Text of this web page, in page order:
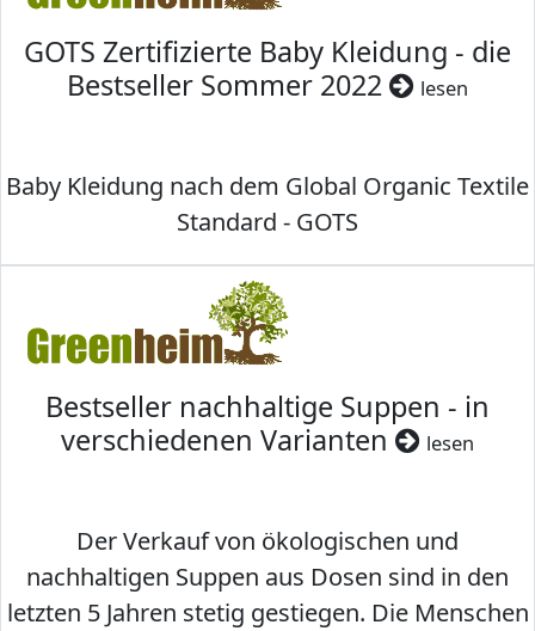
GOTS Zertifizierte Baby Kleidung - die
Bestseller Sommer 2022
lesen
Baby Kleidung nach dem Global Organic Textile
Standard - GOTS
Bestseller nachhaltige Suppen - in
verschiedenen Varianten
lesen
Der Verkauf von ökologischen und
nachhaltigen Suppen aus Dosen sind in den
letzten 5 Jahren stetig gestiegen. Die Menschen